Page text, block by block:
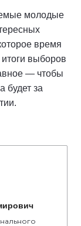
молодые
время
выборов
— чтобы
будет за